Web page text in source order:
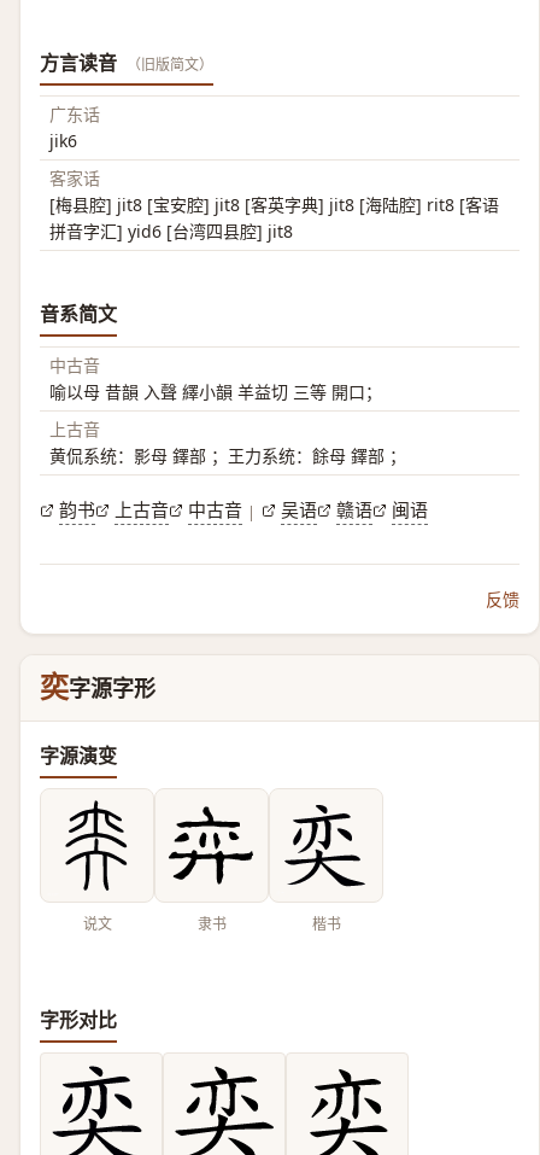
方言读音 （旧版简文）
广东话
jik6
客家话
[梅县腔] jit8 [宝安腔] jit8 [客英字典] jit8 [海陆腔] rit8 [客语
拼音字汇] yid6 [台湾四县腔] jit8
音系简文
中古音
喻以母 昔韻 入聲 繹小韻 羊益切 三等 開口；
上古音
黄侃系统：影母 鐸部 ；王力系统：餘母 鐸部 ；
韵书 上古音 中古音 | 吴语 赣语 闽语
反馈
奕字源字形
字源演变
说文 隶书 楷书
字形对比